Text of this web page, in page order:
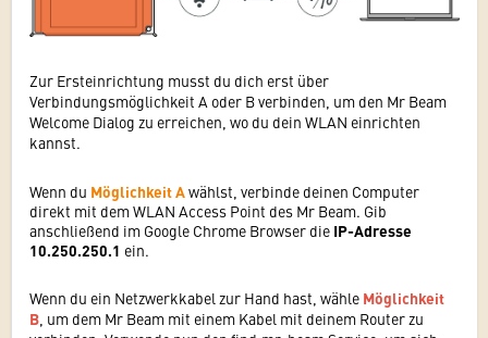
Zur Ersteinrichtung musst du dich erst über
Verbindungsmöglichkeit A oder B verbinden, um den Mr Beam
Welcome Dialog zu erreichen, wo du dein WLAN einrichten
kannst.
Wenn du Möglichkeit Awählst, verbinde deinen Computer
direkt mit dem WLAN Access Point des Mr Beam. Gib
anschließend im Google Chrome Browser die IP-Adresse
10.250.250.1 ein.
Wenn du ein Netzwerkkabel zur Hand hast, wähle Möglichkeit
B , um dem Mr Beam mit einem Kabel mit deinem Router zu